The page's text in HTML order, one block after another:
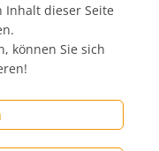
Inhalt dieser Seite
können Sie sich